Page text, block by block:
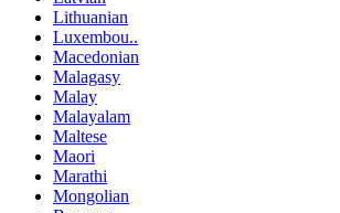
Lithuanian
Luxembou..
Macedonian
Malagasy
Malay
Malayalam
Maltese
Maori
Marathi
Mongolian